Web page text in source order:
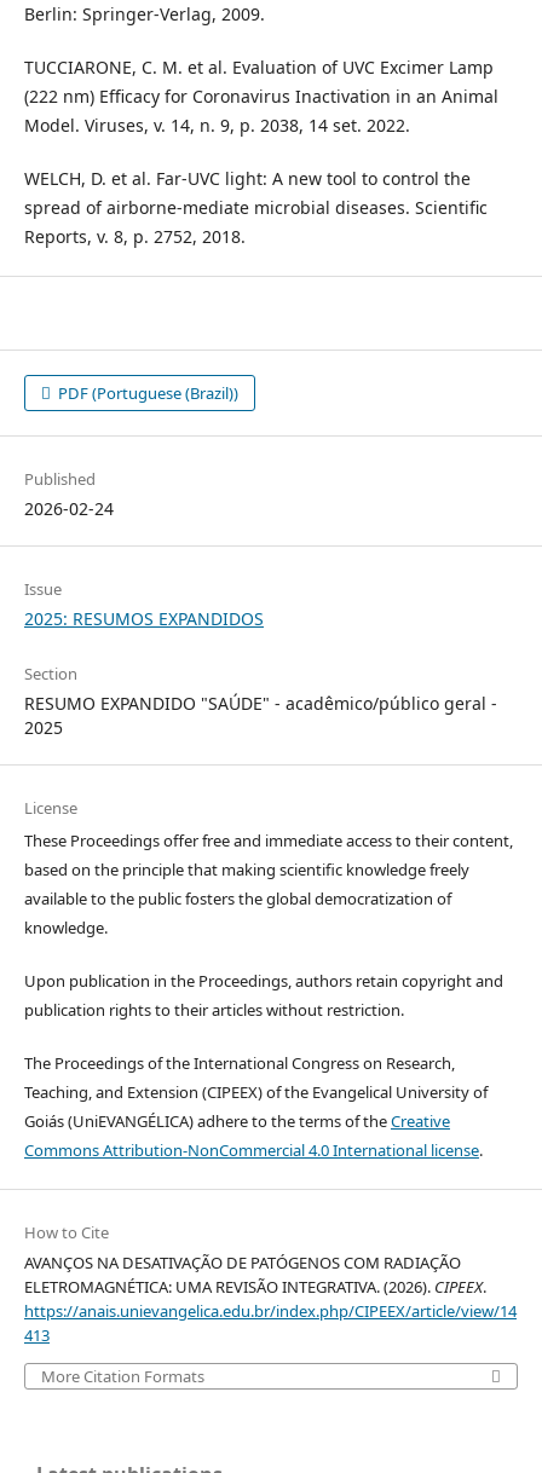
Berlin: Springer-Verlag, 2009.
TUCCIARONE, C. M. et al. Evaluation of UVC Excimer Lamp
(222 nm) Efficacy for Coronavirus Inactivation in an Animal
Model. Viruses, v. 14, n. 9, p. 2038, 14 set. 2022.
WELCH, D. et al. Far-UVC light: A new tool to control the
spread of airborne-mediate microbial diseases. Scientific
Reports, v. 8, p. 2752, 2018.
PDF (Portuguese (Brazil))
Published
2026-02-24
Issue
2025: RESUMOS EXPANDIDOS
Section
RESUMO EXPANDIDO "SAÚDE" - acadêmico/público geral -
2025
License
These Proceedings offer free and immediate access to their content,
based on the principle that making scientific knowledge freely
available to the public fosters the global democratization of
knowledge.
Upon publication in the Proceedings, authors retain copyright and
publication rights to their articles without restriction.
The Proceedings of the International Congress on Research,
Teaching, and Extension (CIPEEX) of the Evangelical University of
Goiás (UniEVANGÉLICA) adhere to the terms of theCreative
Commons Attribution-NonCommercial 4.0 International license.
How to Cite
AVANÇOS NA DESATIVAÇÃO DE PATÓGENOS COM RADIAÇÃO
ELETROMAGNÉTICA: UMA REVISÃO INTEGRATIVA. (2026). CIPEEX.
https://anais.unievangelica.edu.br/index.php/CIPEEX/article/view/14
413
More Citation Formats